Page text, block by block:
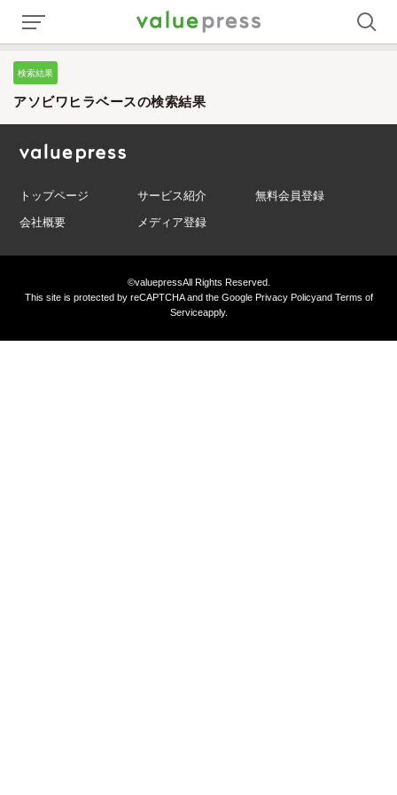
検索結果
アソビワヒラベースの検索結果
トップページ サービス紹介
無料会員登録
会社概要
メディア登録
©valuepressAll Rights Reserved.
This site is protected by reCAPTCHA and the GooglePrivacy Policyand Terms of
Serviceapply.